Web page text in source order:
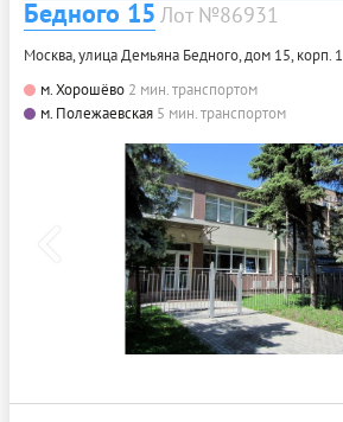
Бедного 15 Лот №86931
Москва, улица Демьяна Бедного, дом 15, корп. 1
м. Хорошёво 2 мин. транспортом
м. Полежаевская 5 мин. транспортом